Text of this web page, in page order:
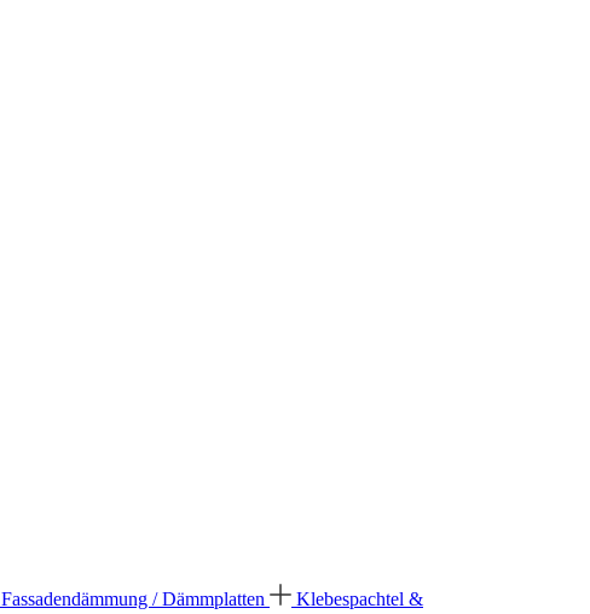
Fassadendämmung / Dämmplatten
Klebespachtel &